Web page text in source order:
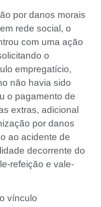
por danos morais
rede social, o
com uma ação
o
empregatício,
não havia sido
o pagamento de
extras, adicional
por danos
ao acidente de
decorrente do
refeição e vale-
vínculo